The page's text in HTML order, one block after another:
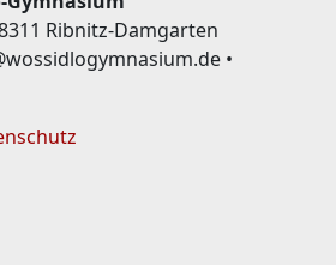
Ribnitz-Damgarten
•